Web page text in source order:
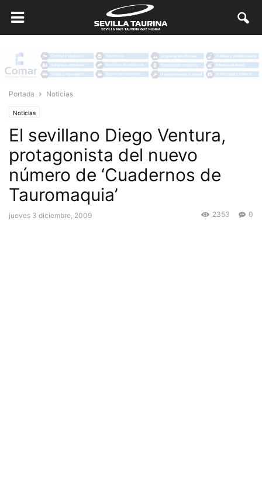
Portada Noticias
Noticias
El sevillano Diego Ventura,
protagonista del nuevo
número de ‘Cuadernos de
Tauromaquia’
jueves 3 diciembre, 2009 0
2353